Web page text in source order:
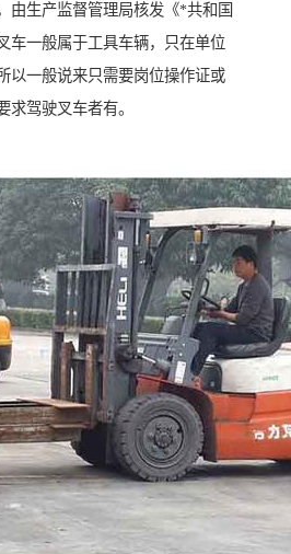
由生产监督管理局核发《*共和国
车一般属于工具车辆，只在单位
以一般说来只需要岗位操作证或
求驾驶叉车者有。